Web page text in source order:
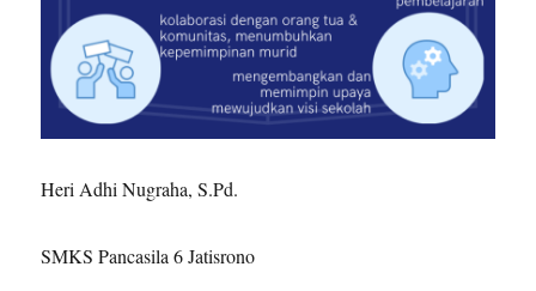
Heri Adhi Nugraha, S.Pd.
SMKS Pancasila 6 Jatisrono